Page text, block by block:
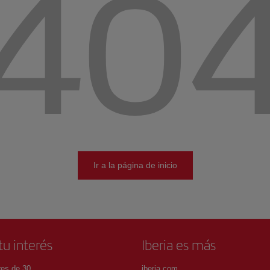
Ir a la página de inicio
interés Iberia es más